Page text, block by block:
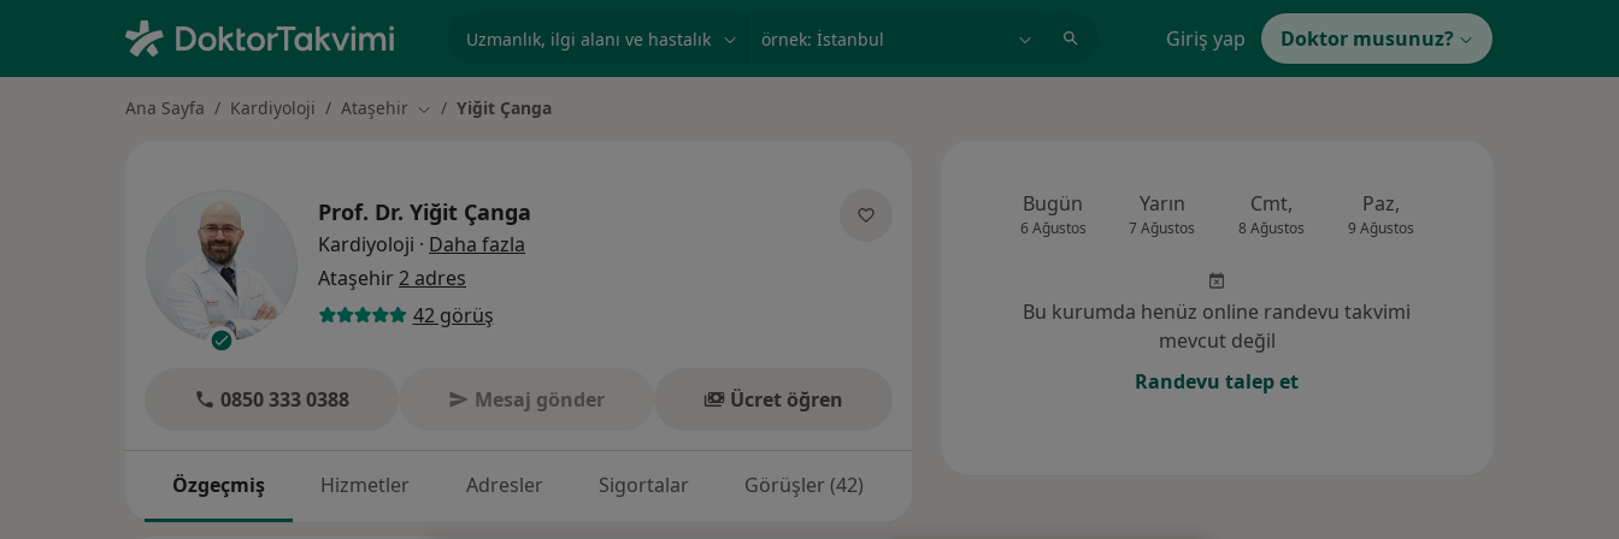
örnek: İstanbul Giriş yap Doktor musunuz?
Ana Sayfa Kardiyoloji Ataşehir Şehir değiştir
Yiğit Çanga
Prof. Dr. Yiğit Çanga
Kardiyoloji · Daha fazla
Ataşehir2 adres
42 görüş
0850 333 0388 Mesaj gönder Ücret öğren
Özgeçmiş Hizmetler Adresler Sigortalar Görüşler (42)
Bugün
6 Ağustos
Yarın
7 Ağustos
Cmt,
8 Ağustos
Paz,
9 Ağustos
Bu kurumda henüz online randevu takvimi
mevcut değil
Randevu talep et